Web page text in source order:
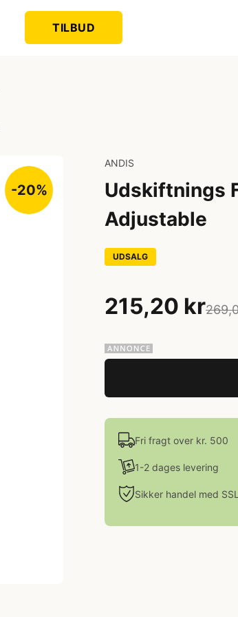
TILBUD
-20%
ANDIS
Udskiftnings
Adjustable
UDSALG
215,20 kr
Fri fragt over kr. 500
1-2 dages levering
Sikker handel med SSL